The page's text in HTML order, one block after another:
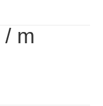
/ m